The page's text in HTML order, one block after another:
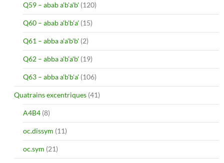
Q59 – abab a'b'a'b' (120)
Q60 – abab a'b'b'a' (15)
Q61 – abba a'a'b'b' (2)
Q62 – abba a'b'a'b' (19)
Q63 – abba a'b'b'a' (106)
Quatrains excentriques (41)
A4B4 (8)
oc.dissym (11)
oc.sym (21)